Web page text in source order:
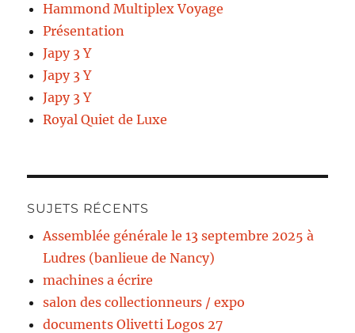
Hammond Multiplex Voyage
Présentation
Japy 3 Y
Japy 3 Y
Japy 3 Y
Royal Quiet de Luxe
SUJETS RÉCENTS
Assemblée générale le 13 septembre 2025 à
Ludres (banlieue de Nancy)
machines a écrire
salon des collectionneurs / expo
documents Olivetti Logos 27